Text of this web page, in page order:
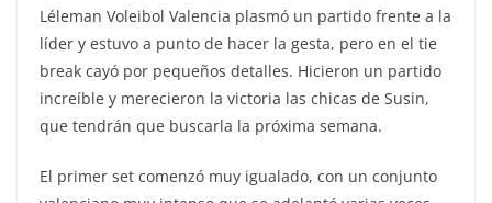
Léleman Voleibol Valencia plasmó un partido frente a la
líder y estuvo a punto de hacer la gesta, pero en el tie
break cayó por pequeños detalles. Hicieron un partido
increíble y merecieron la victoria las chicas de Susin,
que tendrán que buscarla la próxima semana.
El primer set comenzó muy igualado, con un conjunto